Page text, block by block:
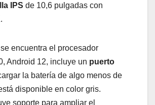
IPS de 10,6 pulgadas con
encuentra el procesador
Android 12, incluye un puerto
la batería de algo menos de
disponible en color gris.
soporte para ampliar el